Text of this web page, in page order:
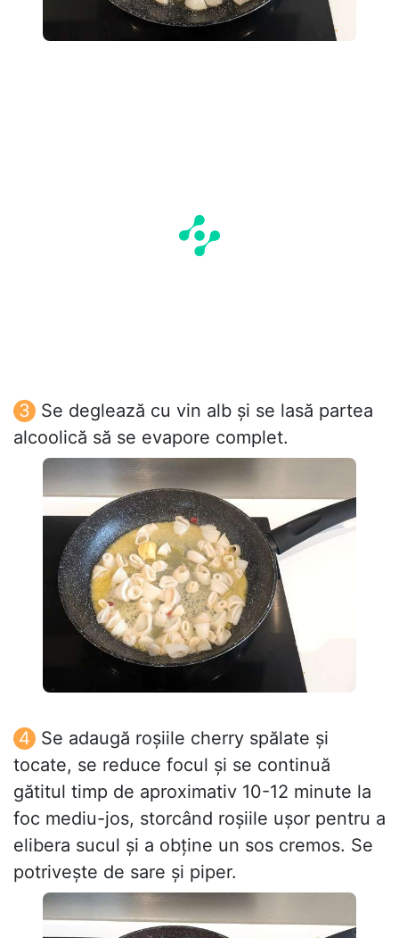
Se deglează cu vin alb și se lasă partea
alcoolică să se evapore complet.
Se adaugă roșiile cherry spălate și
tocate, se reduce focul și se continuă
gătitul timp de aproximativ 10-12 minute la
foc mediu-jos, storcând roșiile ușor pentru a
elibera sucul și a obține un sos cremos. Se
potrivește de sare și piper.